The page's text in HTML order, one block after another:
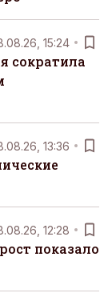
15:24
сократила
13:36
12:28
показало